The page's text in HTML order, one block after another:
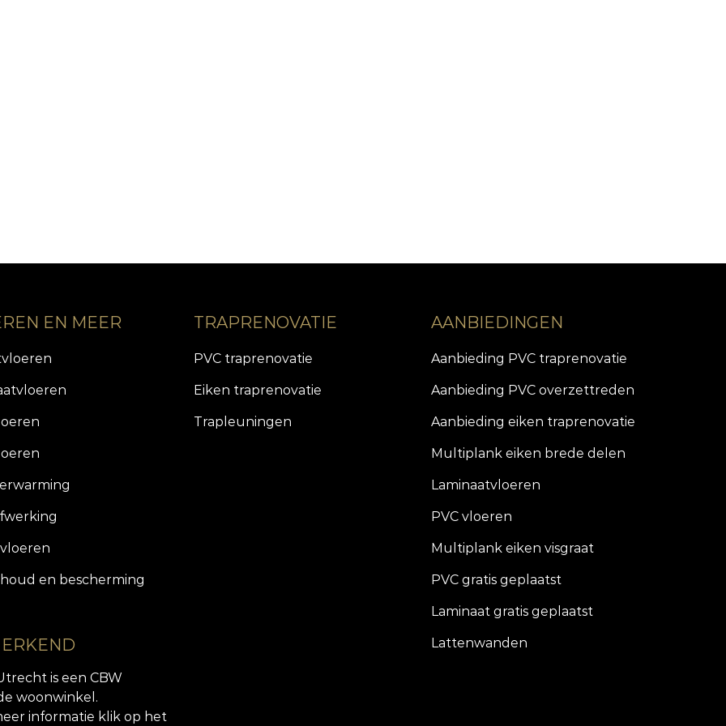
EN MEER
en bescherming
is een CBW
woonwinkel.
informatie klik op het
TRAPRENOVATIE
PVC traprenovatie
Eiken traprenovatie
Trapleuningen
AANBIEDINGEN
Aanbieding PVC traprenovatie
Aanbieding PVC overzettreden
Aanbieding eiken traprenovatie
Multiplank eiken brede delen
Laminaatvloeren
PVC vloeren
Multiplank eiken visgraat
PVC gratis geplaatst
Laminaat gratis geplaatst
Lattenwanden